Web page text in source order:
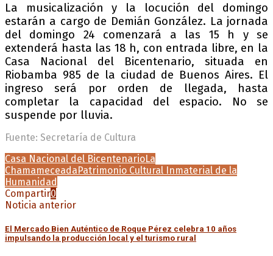
La musicalización y la locución del domingo
estarán a cargo de Demián González. La jornada
del domingo 24 comenzará a las 15 h y se
extenderá hasta las 18 h, con entrada libre, en la
Casa Nacional del Bicentenario, situada en
Riobamba 985 de la ciudad de Buenos Aires. El
ingreso será por orden de llegada, hasta
completar la capacidad del espacio. No se
suspende por lluvia.
Fuente: Secretaría de Cultura
Casa Nacional del BicentenarioLa
ChamameceadaPatrimonio Cultural Inmaterial de la
Humanidad
Compartir0
Noticia anterior
El Mercado Bien Auténtico de Roque Pérez celebra 10 años
impulsando la producción local y el turismo rural